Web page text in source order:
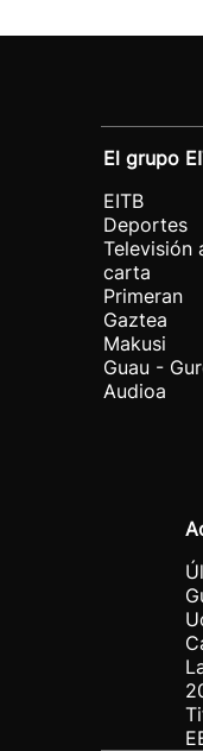
El grupo
EITB
Deportes
Televisión
carta
Primeran
Gaztea
Makusi
Guau -
Audioa